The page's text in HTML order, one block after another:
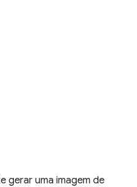
gerar uma imagem de